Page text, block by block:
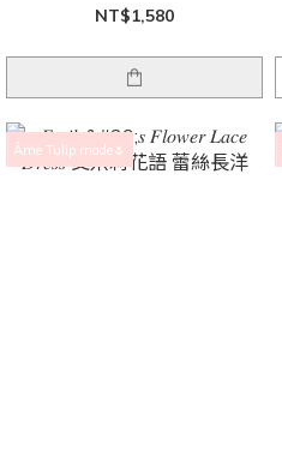
NT$1,580
Âme Tulip made🌷